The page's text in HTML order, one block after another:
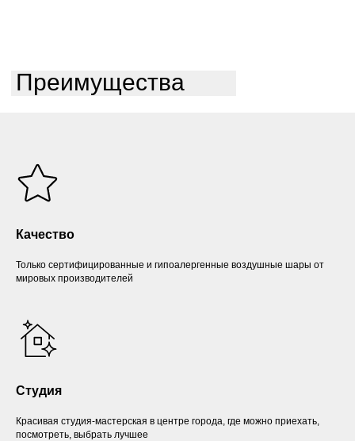
Преимущества
Качество
Только сертифицированные и гипоалергенные воздушные шары от
мировых производителей
Студия
Красивая студия-мастерская в центре города, где можно приехать,
посмотреть, выбрать лучшее